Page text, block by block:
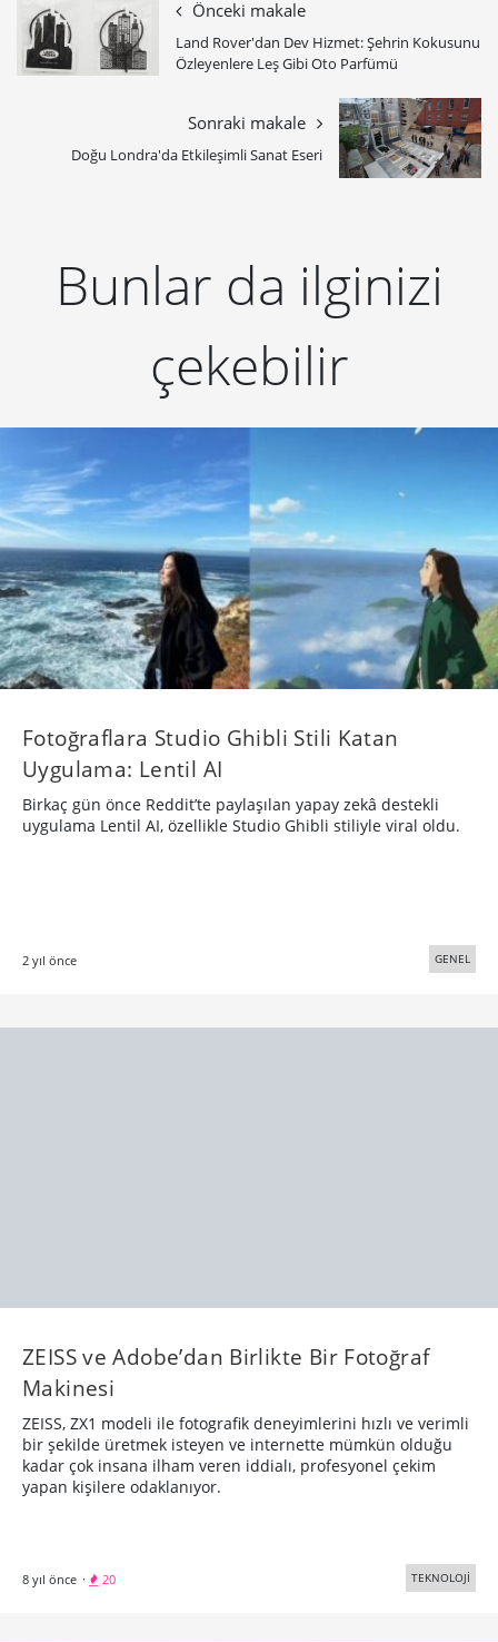
Önceki makale
Land Rover'dan Dev Hizmet: Şehrin Kokusunu
Özleyenlere Leş Gibi Oto Parfümü
Sonraki makale
Doğu Londra'da Etkileşimli Sanat Eseri
Bunlar da ilginizi
çekebilir
Fotoğraflara Studio Ghibli Stili Katan
Uygulama: Lentil AI
Birkaç gün önce Reddit’te paylaşılan yapay zekâ destekli
uygulama Lentil AI, özellikle Studio Ghibli stiliyle viral oldu.
2 yıl önce GENEL
ZEISS ve Adobe’dan Birlikte Bir Fotoğraf
Makinesi
ZEISS, ZX1 modeli ile fotografik deneyimlerini hızlı ve verimli
bir şekilde üretmek isteyen ve internette mümkün olduğu
kadar çok insana ilham veren iddialı, profesyonel çekim
yapan kişilere odaklanıyor.
8 yıl önce · 20 TEKNOLOJİ